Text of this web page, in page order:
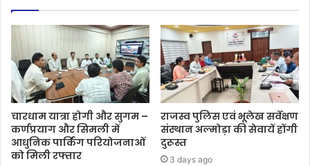
चारधाम यात्रा होगी और सुगम –
कर्णप्रयाग और सिमली में
आधुनिक पार्किंग परियोजनाओं
को मिली रफ्तार
राजस्व पुलिस एवं भूलेख सर्वेक्षण
संस्थान अल्मोड़ा की सेवायें होंगी
दुरूस्त
3 days ago